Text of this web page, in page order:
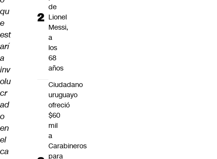
qu
e
est
arí
a
inv
olu
cr
ad
o
en
el
ca
de
Lionel
Messi,
a
los
68
años
Ciudadano
uruguayo
ofreció
$60
mil
a
Carabineros
para